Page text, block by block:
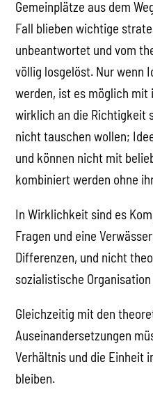
Gemeinplätze aus dem
Fall blieben wichtige
unbeantwortet und vom
völlig losgelöst. Nur wenn
werden, ist es möglich mit
wirklich an die Richtigkeit
nicht tauschen wollen;
und können nicht mit
kombiniert werden ohne
In Wirklichkeit sind es
Fragen und eine
Differenzen, und nicht
sozialistische
Gleichzeitig mit den
Auseinandersetzungen
Verhältnis und die Einheit
bleiben.